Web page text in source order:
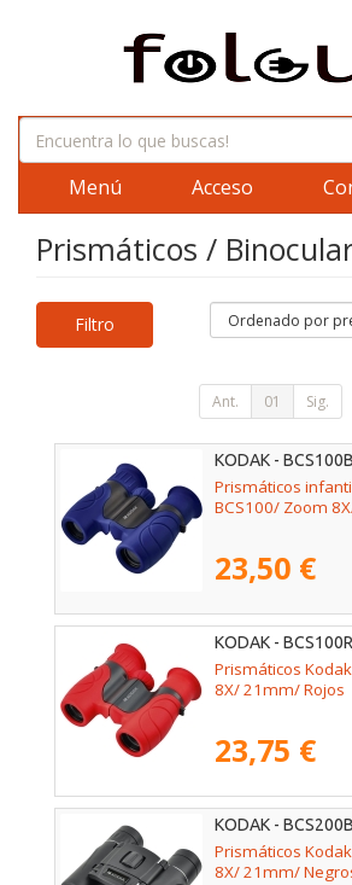
Menú Acceso
Prismáticos /
Filtro
Ant. 01 Sig.
KODAK -
Prismáticos
BCS100/ Zoom
23,50 €
KODAK -
Prismáticos
8X/ 21mm/ Rojos
23,75 €
KODAK -
Prismáticos
8X/ 21mm/